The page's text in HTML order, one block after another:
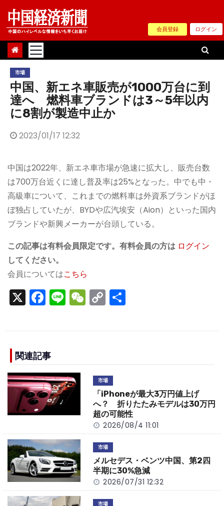
Skip
content
会員登録 ログイン
市場
中国、新エネ車販売が1000万台に到
達へ 燃料車ブランドは3～5年以内
に8割が製造中止か
2023/01/17 12:32
中国は2022年、新エネ車市場が急速に拡大し、販売台数
は700万台近くに達し普及率は25%となった。中でも中・
高級車について、これまでの燃料車は外資系ブランドがほ
ぼ独占していたが、BYDや広汽埃安（Aion）といった国内
ブランドや新興メーカーが台頭している。
この記事は有料会員限定です。有料会員の方は ログイン
してください。
会員についてはこちら
X F
a
e
b
o
o
k
Li
n
W
e
C
o
n
k
関連記事
市場
「iPhoneが最大3万円値上げ
へ？ 折りたたみモデルは30万円
超の可能性
2026/08/4 11:01
市場
メルセデス・ベンツ中国、第2四
半期に30%急減
2026/07/31 12:32
市場